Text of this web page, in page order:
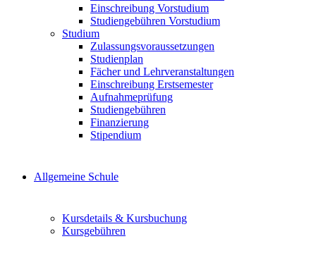
Einschreibung Vorstudium
Studiengebühren Vorstudium
Studium
Zulassungsvoraussetzungen
Studienplan
Fächer und Lehrveranstaltungen
Einschreibung Erstsemester
Aufnahmeprüfung
Studiengebühren
Finanzierung
Stipendium
Allgemeine Schule
Kursdetails & Kursbuchung
Kursgebühren